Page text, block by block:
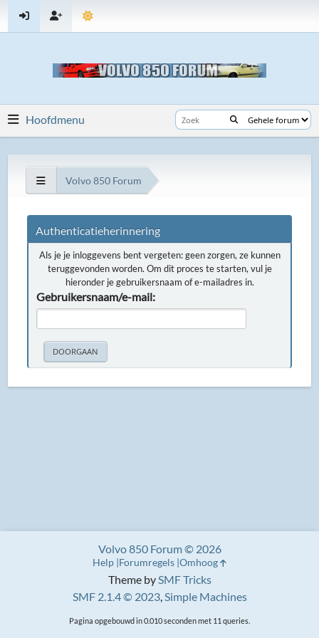
Hoofdmenu
Volvo 850 Forum
Authenticatieherinnering
Als je je inloggevens bent vergeten: geen zorgen, ze kunnen
teruggevonden worden. Om dit proces te starten, vul je
hieronder je gebruikersnaam of e-mailadres in.
Gebruikersnaam/e-mail:
Theme bySMF Tricks
SMF 2.1.4 © 2023,Simple Machines
Volvo 850 Forum © 2026
Help Forumregels Omhoog
Pagina opgebouwd in 0.010 seconden met 11 queries.